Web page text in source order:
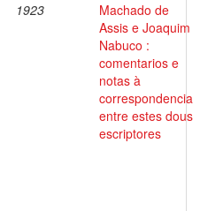
1923
Machado de
Assis e Joaquim
Nabuco :
comentarios e
notas à
correspondencia
entre estes dous
escriptores